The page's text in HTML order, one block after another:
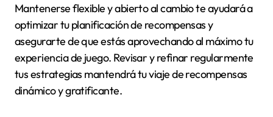
Mantenerse flexible y abierto al cambio te ayudará a
optimizar tu planificación de recompensas y
asegurarte de que estás aprovechando al máximo tu
experiencia de juego. Revisar y refinar regularmente
tus estrategias mantendrá tu viaje de recompensas
dinámico y gratificante.